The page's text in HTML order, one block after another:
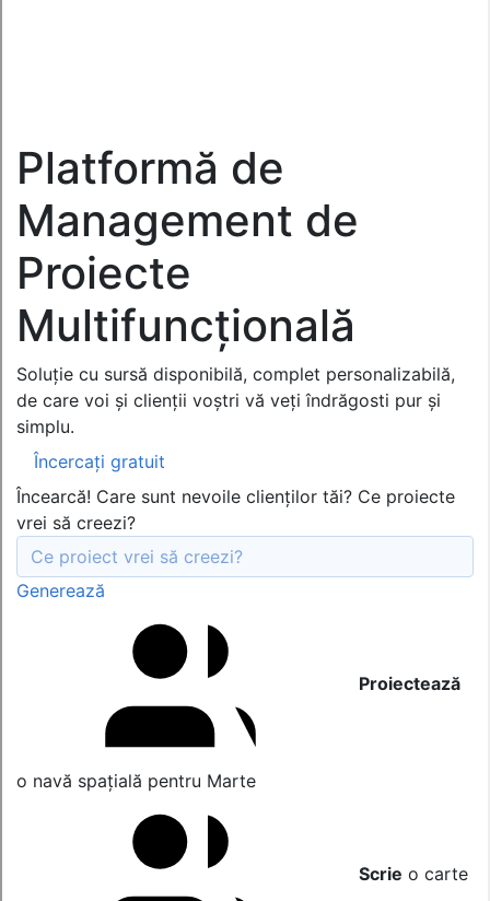
Platformă de
Management de
Proiecte
Multifuncțională
Soluție cu sursă disponibilă, complet personalizabilă,
de care voi și clienții voștri vă veți îndrăgosti pur și
simplu.
Încercați gratuit
Încearcă! Care sunt nevoile clienților tăi? Ce proiecte
vrei să creezi?
Generează
Proiectează
o navă spațială pentru Marte
Scrie o carte